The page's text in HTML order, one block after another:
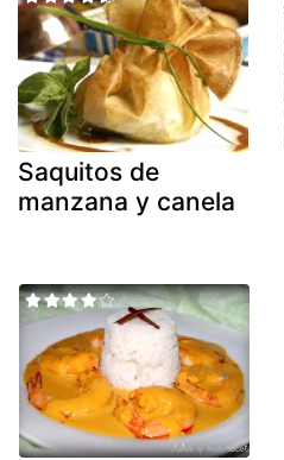
Saquitos de
manzana y canela